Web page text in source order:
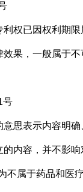
已因权利期限
果，一般属于不
号
表示内容明确
内容，并不影响
属于药品和医